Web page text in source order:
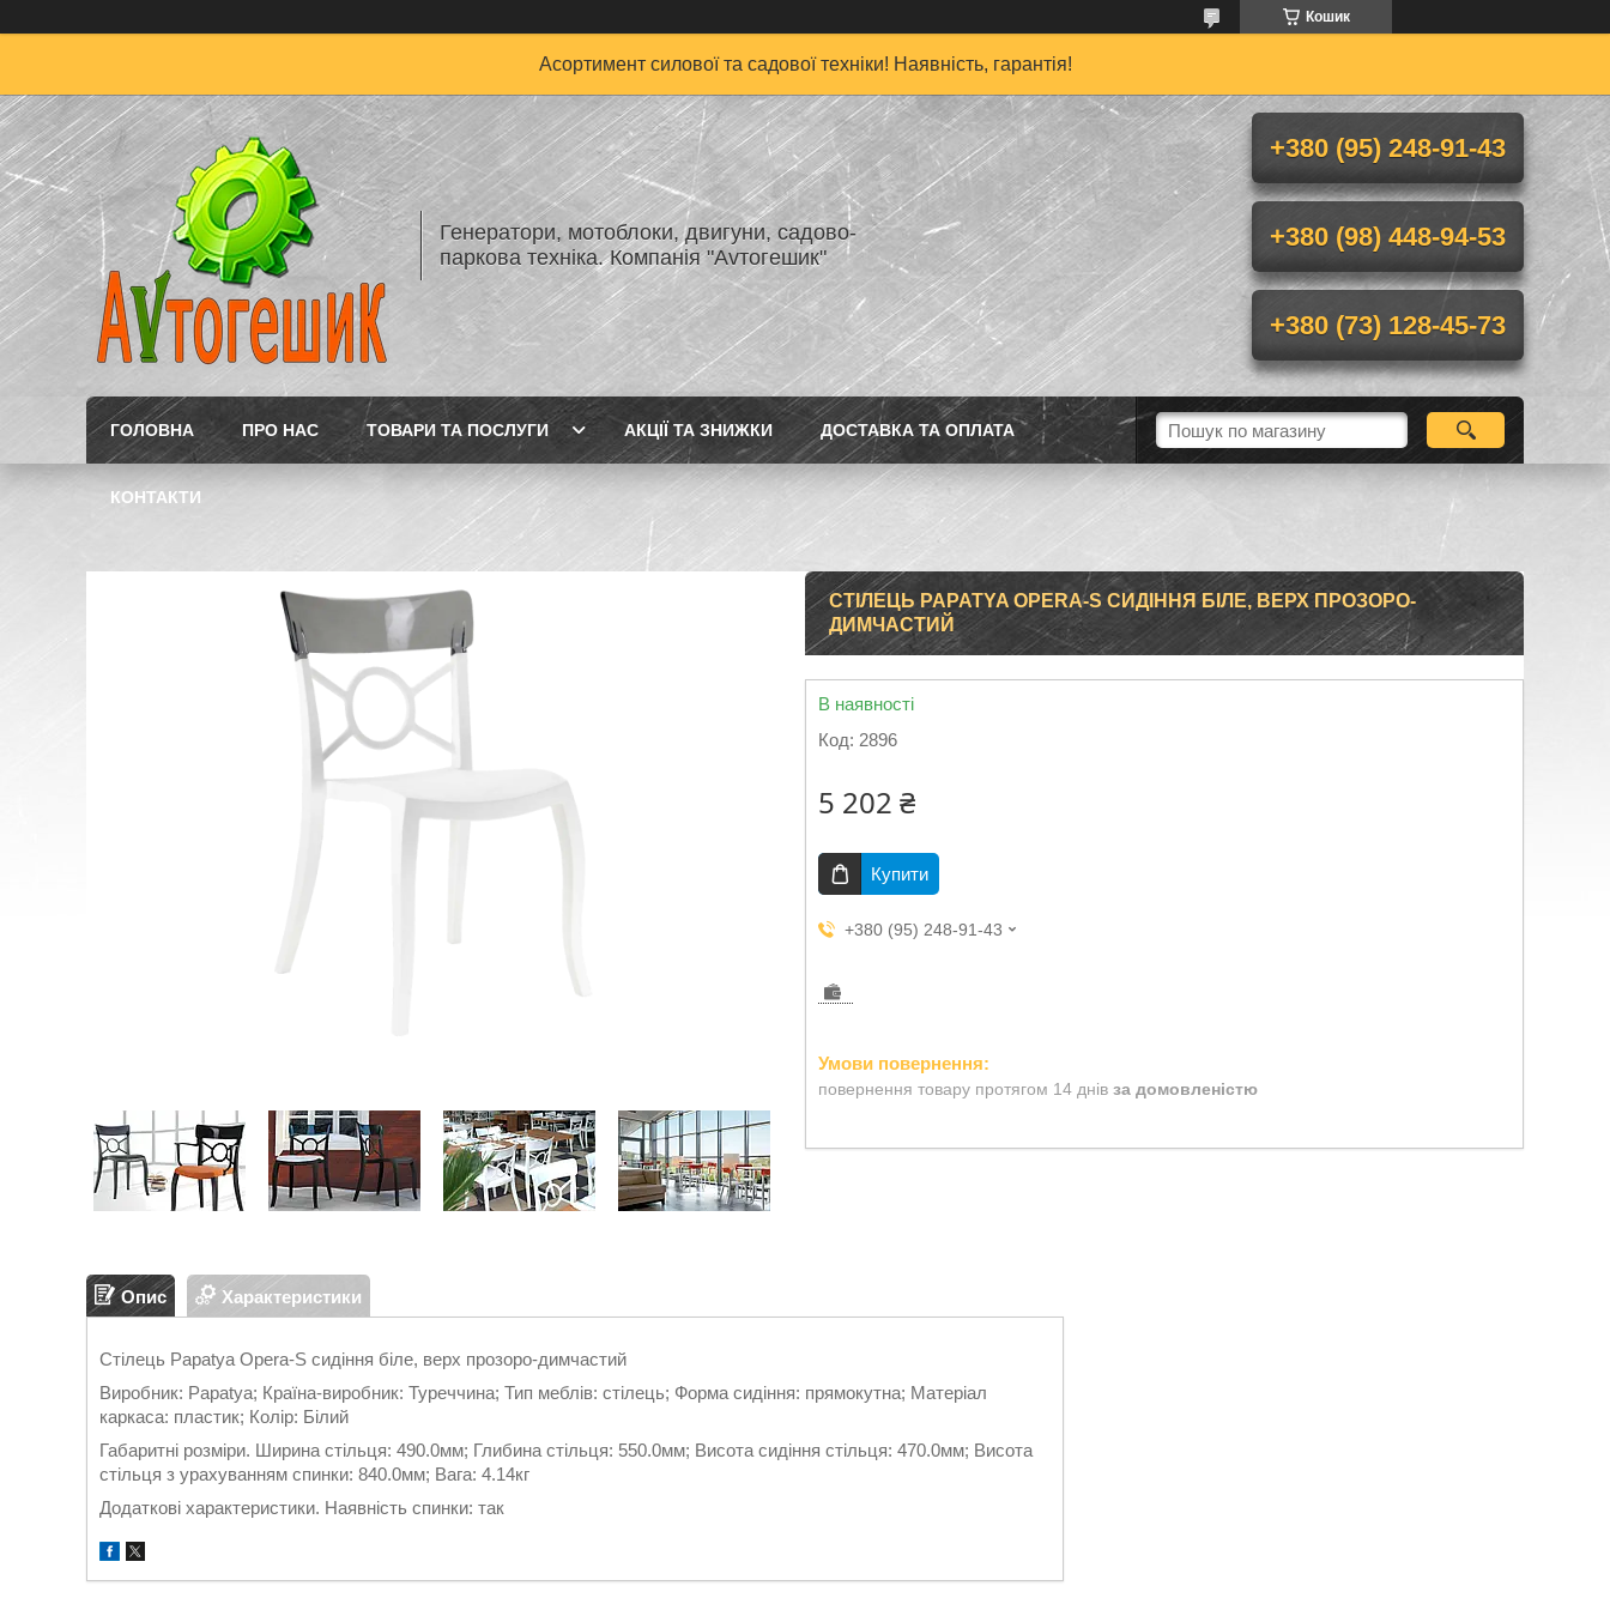
Кошик
Асортимент силової та садової техніки! Наявність, гарантія!
Генератори, мотоблоки, двигуни, садово-
паркова техніка. Компанія "Аvтогешик"
+380 (95) 248-91-43
+380 (98) 448-94-53
+380 (73) 128-45-73
ГОЛОВНА ПРО НАС ТОВАРИ ТА ПОСЛУГИ АКЦІЇ ТА ЗНИЖКИ ДОСТАВКА ТА ОПЛАТА
КОНТАКТИ
СТІЛЕЦЬ PAPATYA OPERA-S СИДІННЯ БІЛЕ, ВЕРХ ПРОЗОРО-
ДИМЧАСТИЙ
В наявності
Код: 2896
5 202 ₴
Купити
+380 (95) 248-91-43
повернення товару протягом 14 днів за домовленістю
Опис Характеристики
Стілець Papatya Opera-S сидіння біле, верх прозоро-димчастий
Виробник: Papatya; Країна-виробник: Туреччина; Тип меблів: стілець; Форма сидіння: прямокутна; Матеріал
каркаса: пластик; Колір: Білий
Габаритні розміри. Ширина стільця: 490.0мм; Глибина стільця: 550.0мм; Висота сидіння стільця: 470.0мм; Висота
стільця з урахуванням спинки: 840.0мм; Вага: 4.14кг
Додаткові характеристики. Наявність спинки: так